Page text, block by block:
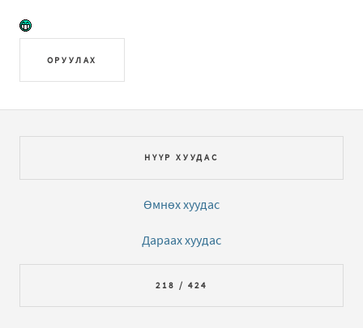
ОРУУЛАХ
НҮҮР ХУУДАС
Өмнөх хуудас
Дараах хуудас
218 / 424